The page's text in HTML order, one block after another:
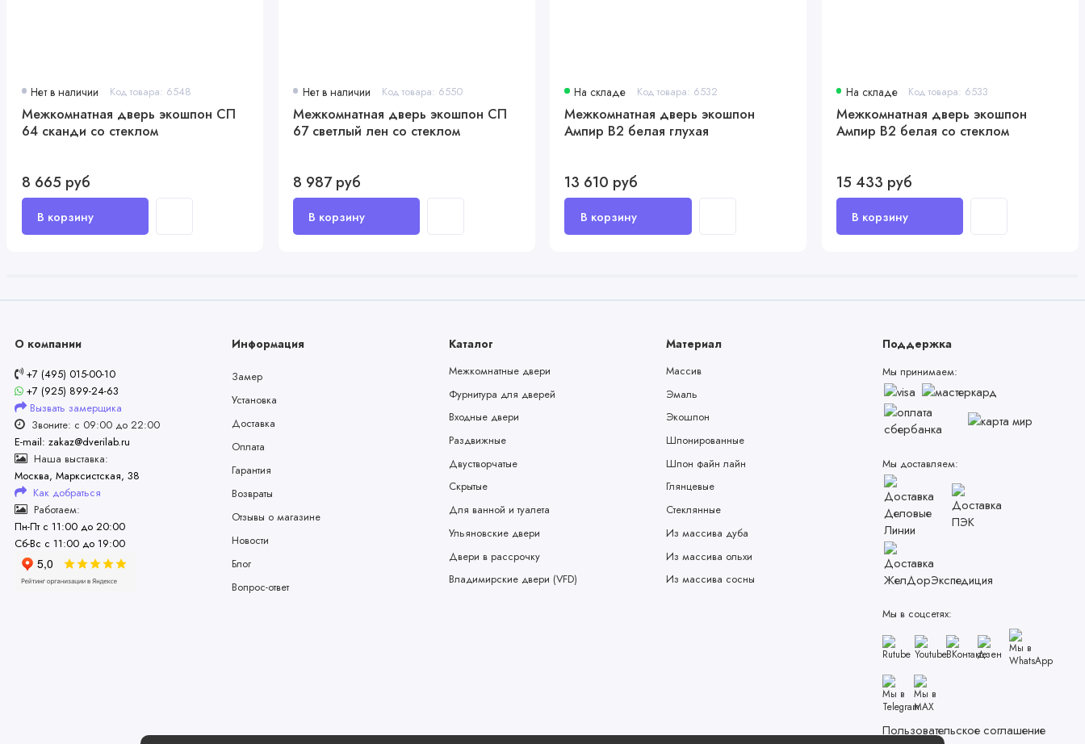
Нет в наличии Код товара: 6548
Межкомнатная дверь экошпон СП
64 сканди со стеклом
8 665 руб
Нет в наличии Код товара: 6550
Межкомнатная дверь экошпон СП
67 светлый лен со стеклом
8 987 руб
На складе Код товара: 6532
Межкомнатная дверь экошпон
Ампир В2 белая глухая
13 610 руб
На складе Код товара: 6533
Межкомнатная дверь экошпон
Ампир В2 белая со стеклом
15 433 руб
О компании
+7 (495) 015-00-10
+7 (925) 899-24-63
Вызвать замерщика
Звоните: с 09:00 до 22:00
E-mail: zakaz@dverilab.ru
Наша выставка:
Москва, Марксистская, 38
Как добраться
Работаем:
Пн-Пт с 11:00 до 20:00
Сб-Вс с 11:00 до 19:00
Информация
Замер
Установка
Доставка
Оплата
Гарантия
Возвраты
Отзывы о магазине
Новости
Блог
Вопрос-ответ
Каталог
Межкомнатные двери
Фурнитура для дверей
Входные двери
Раздвижные
Двустворчатые
Скрытые
Для ванной и туалета
Ульяновские двери
Двери в рассрочку
Владимирские двери (VFD)
Материал
Массив
Эмаль
Экошпон
Шпонированные
Шпон файн лайн
Глянцевые
Стеклянные
Из массива дуба
Из массива ольхи
Из массива сосны
Поддержка
Мы принимаем:
Мы доставляем:
Мы в соцсетях:
Пользовательское соглашение